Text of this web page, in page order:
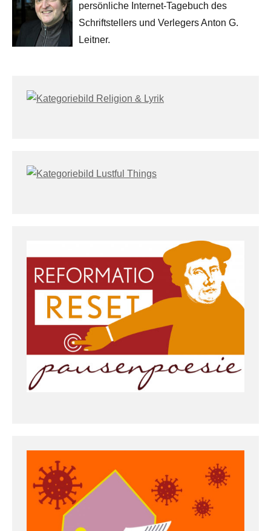
persönliche Internet-Tagebuch des
Schriftstellers und Verlegers Anton G.
Leitner.